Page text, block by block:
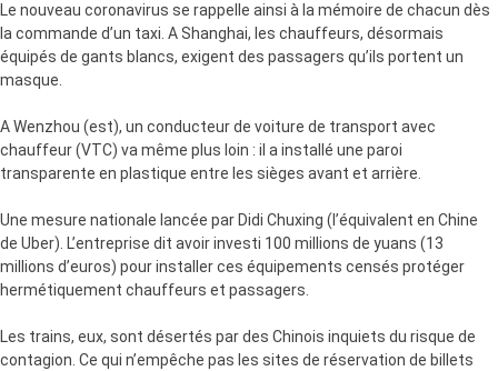
Le nouveau coronavirus se rappelle ainsi à la mémoire de chacun dès
la commande d’un taxi. A Shanghai, les chauffeurs, désormais
équipés de gants blancs, exigent des passagers qu’ils portent un
masque.
A Wenzhou (est), un conducteur de voiture de transport avec
chauffeur (VTC) va même plus loin : il a installé une paroi
transparente en plastique entre les sièges avant et arrière.
Une mesure nationale lancée par Didi Chuxing (l’équivalent en Chine
de Uber). L’entreprise dit avoir investi 100 millions de yuans (13
millions d’euros) pour installer ces équipements censés protéger
hermétiquement chauffeurs et passagers.
Les trains, eux, sont désertés par des Chinois inquiets du risque de
contagion. Ce qui n’empêche pas les sites de réservation de billets